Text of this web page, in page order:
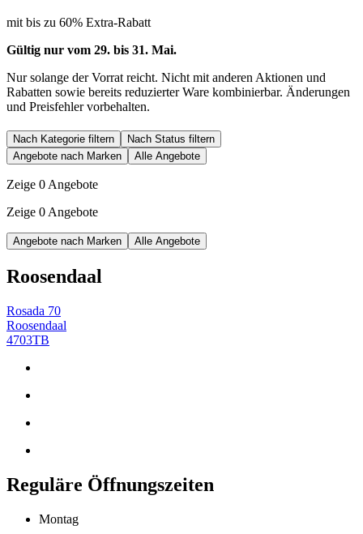
mit bis zu 60% Extra-Rabatt
Gültig nur vom 29. bis 31. Mai.
Nur solange der Vorrat reicht. Nicht mit anderen Aktionen und
Rabatten sowie bereits reduzierter Ware kombinierbar. Änderungen
und Preisfehler vorbehalten.
Nach Kategorie filtern
Nach Status filtern
Angebote nach Marken
Alle Angebote
Zeige 0 Angebote
Zeige 0 Angebote
Angebote nach Marken Alle Angebote
Roosendaal
Rosada 70
Roosendaal
4703TB
Reguläre Öffnungszeiten
Montag